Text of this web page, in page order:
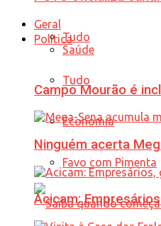
Política
Tudo
Economia
Favo com Pimenta
Geral
Tudo
Saúde
Campo Mourão é
Ninguém acerta
Acicam: